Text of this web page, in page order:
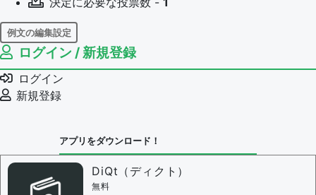
例文の編集設定
例文の編集権限を持つユーザー -
例文の削除を審査する
審査に対する投票権限を持つユーザー -
決定に必要な投票数 -
問題の編集権限を持つユーザー -すべてのユーザー
審査に対する投票権限を持つユーザー -
決定に必要な投票数 -
ログイン / 新規登録
ログイン
新規登録
アプリをダウンロード！
DiQt（ディクト）
無料